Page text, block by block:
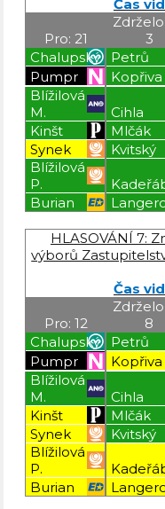
Čas
Pro: 21
Zdrželo
3
Chalupský
Petrů
Pumpr
Kopřiva
Blížilová
M.
Cihla
Kinšt
Mlčák
Synek
Kvitský
Blížilová
P.
Burian
HLASOVÁNÍ 7:
výborů
Čas
Pro: 12
Zdrželo
8
Chalupský
Petrů
Pumpr
Kopřiva
Blížilová
M.
Cihla
Kinšt
Mlčák
Synek
Kvitský
Blížilová
P.
Burian